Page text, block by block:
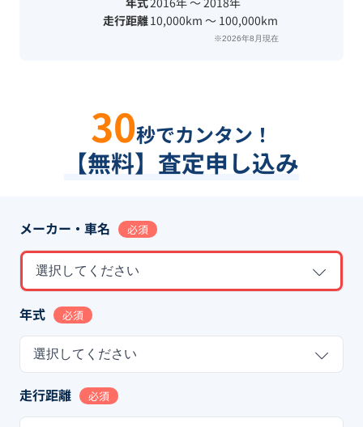
走行距離10,000km 〜 100,000km
※2026年8月現在
30秒でカンタン！
【無料】査定申し込み
メーカー・車名 必須
選択してください
年式 必須
選択してください
走行距離 必須